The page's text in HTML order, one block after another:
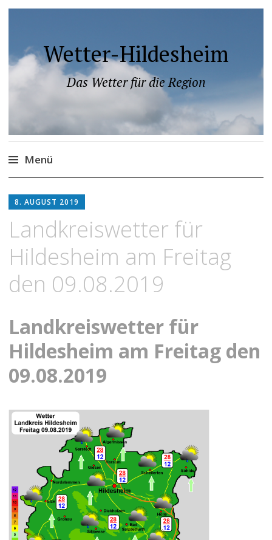
Wetter-Hildesheim
Das Wetter für die Region
Menü
Inhalt
8. AUGUST 2019
Landkreiswetter für
Hildesheim am Freitag
den 09.08.2019
Landkreiswetter für
Hildesheim am Freitag den
09.08.2019